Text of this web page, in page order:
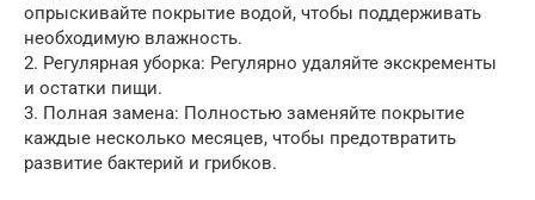
опрыскивайте покрытие водой, чтобы поддерживать
необходимую влажность.
2. Регулярная уборка: Регулярно удаляйте экскременты
и остатки пищи.
3. Полная замена: Полностью заменяйте покрытие
каждые несколько месяцев, чтобы предотвратить
развитие бактерий и грибков.